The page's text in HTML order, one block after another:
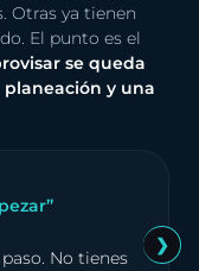
Otras ya tienen
El punto es el
se queda
y una
❯
No tienes